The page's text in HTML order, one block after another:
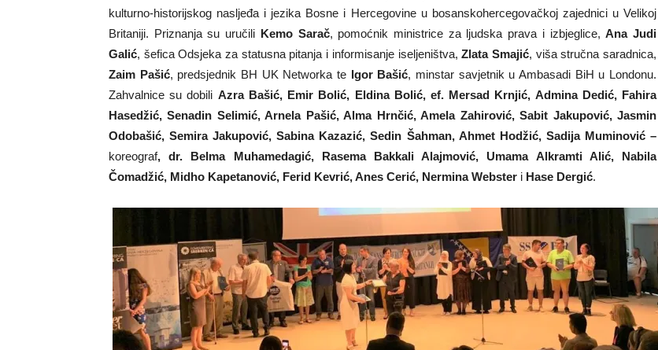
kulturno-historijskog nasljeđa i jezika Bosne i Hercegovine u bosanskohercegovačkoj zajednici u Velikoj
Britaniji. Priznanja su uručili Kemo Sarač, pomoćnik ministrice za ljudska prava i izbjeglice,Ana Judi
Galić, šefica Odsjeka za statusna pitanja i informisanje iseljeništva,Zlata Smajić, viša stručna saradnica,
Zaim Pašić, predsjednik BH UK Networka te Igor Bašić, minstar savjetnik u Ambasadi BiH u Londonu.
Zahvalnice su dobili Azra Bašić, Emir Bolić, Eldina Bolić, ef. Mersad Krnjić, Admina Dedić, Fahira
Hasedžić, Senadin Selimić, Arnela Pašić, Alma Hrnčić, Amela Zahirović, Sabit Jakupović, Jasmin
Odobašić, Semira Jakupović, Sabina Kazazić, Sedin Šahman, Ahmet Hodžić, Sadija Muminović –
koreograf, dr. Belma Muhamedagić, Rasema Bakkali Alajmović, Umama Alkramti Alić, Nabila
Čomadžić, Midho Kapetanović, Ferid Kevrić, Anes Cerić, Nermina Webster i Hase Dergić.